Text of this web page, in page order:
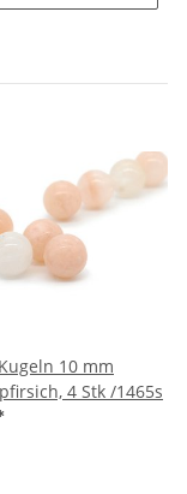
10 mm
4 Stk /1465s